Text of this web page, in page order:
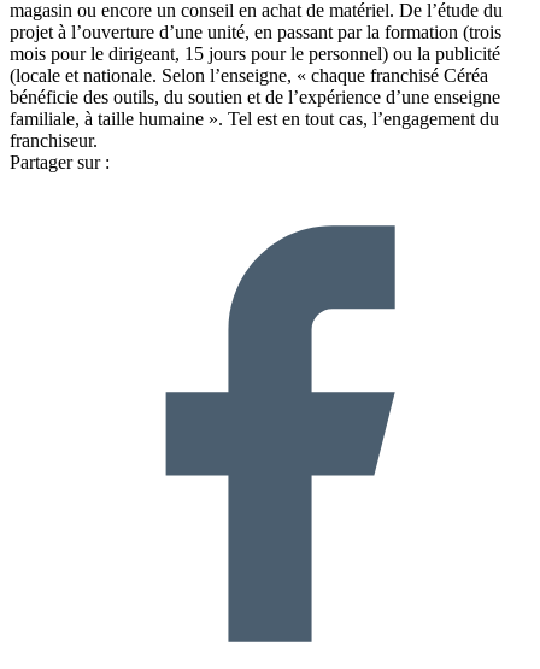
magasin ou encore un conseil en achat de matériel. De l’étude du
projet à l’ouverture d’une unité, en passant par la formation (trois
mois pour le dirigeant, 15 jours pour le personnel) ou la publicité
(locale et nationale. Selon l’enseigne, « chaque franchisé Céréa
bénéficie des outils, du soutien et de l’expérience d’une enseigne
familiale, à taille humaine ». Tel est en tout cas, l’engagement du
franchiseur.
Partager sur :